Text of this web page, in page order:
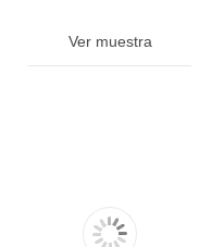
Ver muestra